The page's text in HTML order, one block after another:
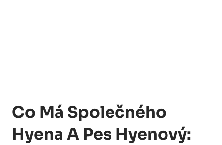
Co Má Společného
Hyena A Pes Hyenový: